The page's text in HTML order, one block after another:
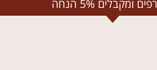
ומקבלים 5% הנחה